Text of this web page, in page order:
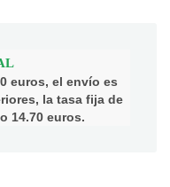
euros, el envío es
la tasa fija de
14.70 euros.